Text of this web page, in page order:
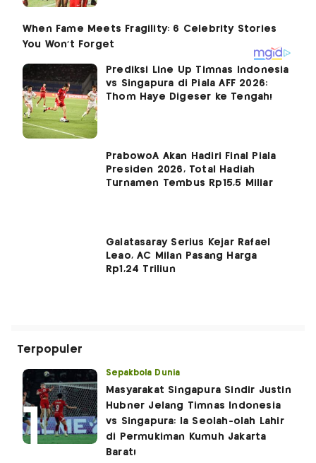
Prediksi Line Up Timnas Indonesia
vs Singapura di Piala AFF 2026:
Thom Haye Digeser ke Tengah!
PrabowoÂ Akan Hadiri Final Piala
Presiden 2026, Total Hadiah
Turnamen Tembus Rp15,5 Miliar
Galatasaray Serius Kejar Rafael
Leao, AC Milan Pasang Harga
Rp1,24 Triliun
Terpopuler
Sepakbola Dunia
Masyarakat Singapura Sindir Justin
Hubner Jelang Timnas Indonesia
vs Singapura: Ia Seolah-olah Lahir
di Permukiman Kumuh Jakarta
Barat!